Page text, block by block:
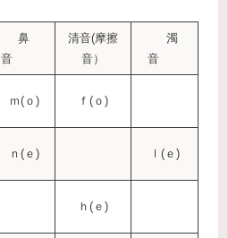
鼻
音
清音(摩擦
音）
音
ｍ(ｏ) ｆ(ｏ)
ｎ(ｅ) ｌ(ｅ)
ｈ(ｅ)